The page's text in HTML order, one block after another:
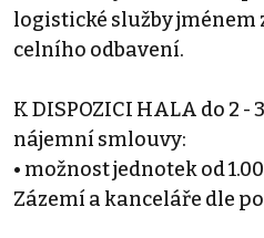
logistické služby jménem
celního odbavení.
K DISPOZICI HALA do 2 -
nájemní smlouvy:
• možnost jednotek od
Zázemí a kanceláře dle